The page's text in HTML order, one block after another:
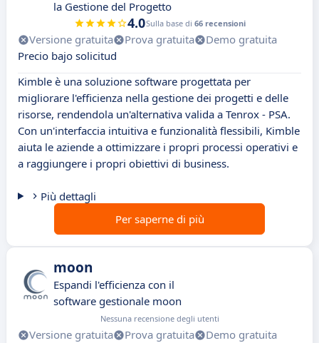
la Gestione del Progetto
4.0Sulla base di 66 recensioni
Versione gratuita Prova gratuita
Demo gratuita
Precio bajo solicitud
Kimble è una soluzione software progettata per
migliorare l'efficienza nella gestione dei progetti e delle
risorse, rendendola un'alternativa valida a Tenrox - PSA.
Con un'interfaccia intuitiva e funzionalità flessibili, Kimble
aiuta le aziende a ottimizzare i propri processi operativi e
a raggiungere i propri obiettivi di business.
Più dettagli
Per saperne di più
moon
Espandi l'efficienza con il
software gestionale moon
Nessuna recensione degli utenti
Versione gratuita Prova gratuita
Demo gratuita